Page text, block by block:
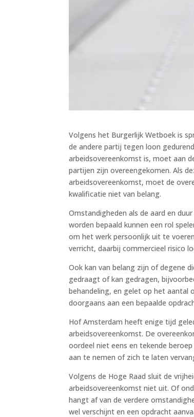
Volgens het Burgerlijk Wetboek is
de andere partij tegen loon
arbeidsovereenkomst is, moet aan
partijen zijn overeengekomen. Als
arbeidsovereenkomst, moet de
kwalificatie niet van belang.
Omstandigheden als de aard en
worden bepaald kunnen een rol
om het werk persoonlijk uit te
verricht, daarbij commercieel risico
Ook kan van belang zijn of degene
gedraagt of kan gedragen,
behandeling, en gelet op het aantal
doorgaans aan een bepaalde
Hof Amsterdam heeft enige tijd
arbeidsovereenkomst. De
oordeel niet eens en tekende
aan te nemen of zich te laten
Volgens de Hoge Raad sluit de
arbeidsovereenkomst niet uit. Of
hangt af van de verdere
wel verschijnt en een opdracht